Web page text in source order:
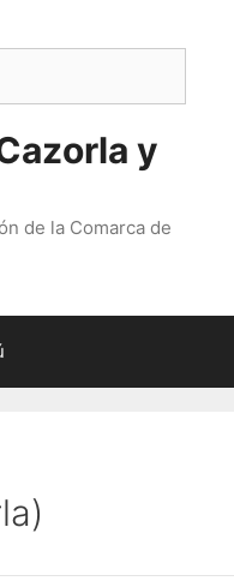
y
de la Comarca de